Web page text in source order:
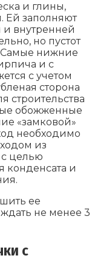
и глины,
Ей заполняют
внутренней
но пустот
нижние
и с
с учетом
сторона
строительства
обожженные
«замковой»
необходимо
из
целью
конденсата и
ее
не менее 3
с